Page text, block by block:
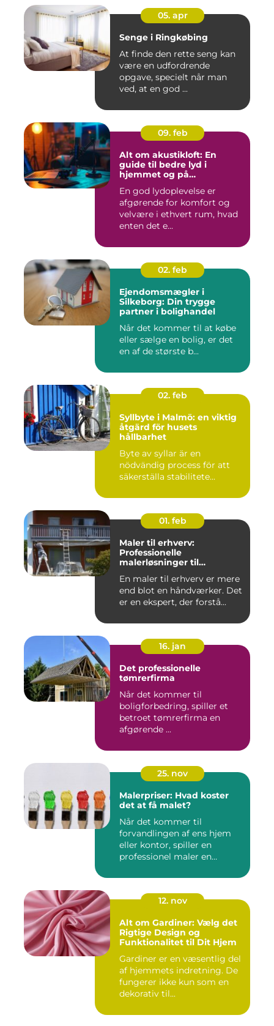
05. apr
Senge i Ringkøbing
At finde den rette seng kan
være en udfordrende
opgave, specielt når man
ved, at en god ...
09. feb
Alt om akustikloft: En
guide til bedre lyd i
hjemmet og på
En god lydoplevelse er
afgørende for komfort og
velvære i ethvert rum, hvad
enten det e...
02. feb
Ejendomsmægler i
Silkeborg: Din trygge
partner i bolighandel
Når det kommer til at købe
eller sælge en bolig, er det
en af de største b...
02. feb
Syllbyte i Malmö: en viktig
åtgärd för husets
hållbarhet
Byte av syllar är en
nödvändig process för att
säkerställa stabilitete...
01. feb
Maler til erhverv:
Professionelle
malerløsninger til
En maler til erhverv er mere
end blot en håndværker. Det
er en ekspert, der forstå...
16. jan
Det professionelle
tømrerfirma
Når det kommer til
boligforbedring, spiller et
betroet tømrerfirma en
afgørende ...
25. nov
Malerpriser: Hvad koster
det at få malet?
Når det kommer til
forvandlingen af ens hjem
eller kontor, spiller en
professionel maler en
12. nov
Alt om Gardiner: Vælg det
Rigtige Design og
Funktionalitet til Dit Hjem
Gardiner er en væsentlig del
af hjemmets indretning. De
fungerer ikke kun som en
dekorativ til...